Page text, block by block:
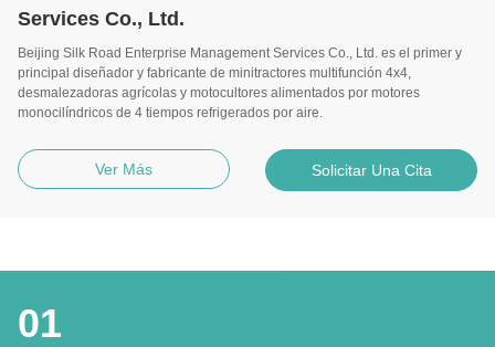
Services Co., Ltd.
Beijing Silk Road Enterprise Management Services Co., Ltd. es el primer y
principal diseñador y fabricante de minitractores multifunción 4x4,
desmalezadoras agrícolas y motocultores alimentados por motores
monocilíndricos de 4 tiempos refrigerados por aire.
Ver Más Solicitar Una Cita
01